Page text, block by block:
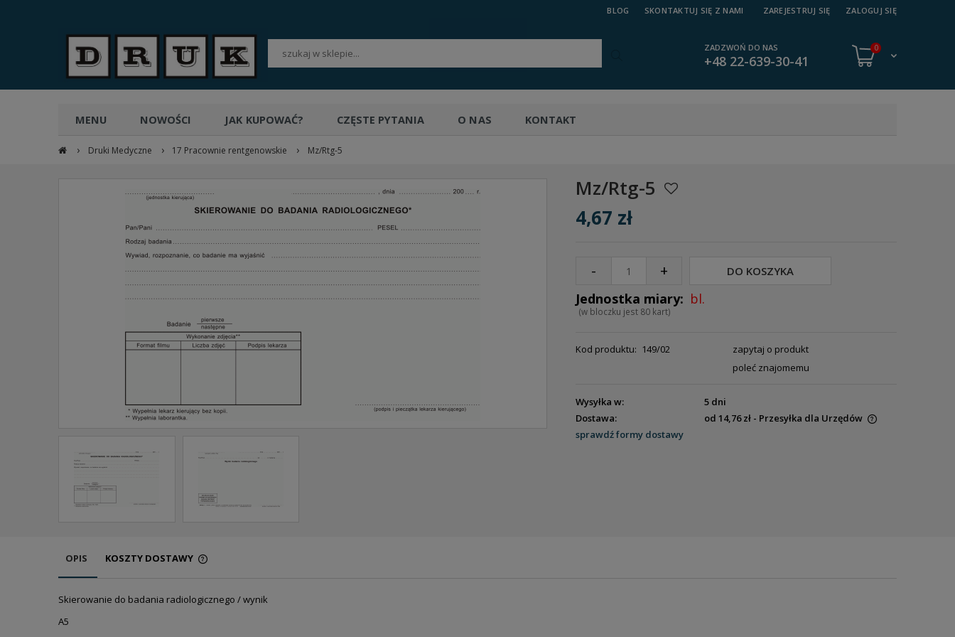
ZAREJESTRUJ SIĘ ZALOGUJ SIĘ
BLOG SKONTAKTUJ SIĘ Z NAMI
ZADZWOŃ DO NAS
+48 22-639-30-41
0
MENU NOWOŚCI JAK KUPOWAĆ? CZĘSTE PYTANIA O NAS KONTAKT
› Druki Medyczne › 17 Pracownie rentgenowskie › Mz/Rtg-5
Mz/Rtg-5
4,67 zł
- +
bl.
(w bloczku jest 80 kart)
DO KOSZYKA
Kod produktu: 149/02
zapytaj o produkt
poleć znajomemu
Wysyłka w:
5 dni
Dostawa:
od 14,76 zł - Przesyłka dla Urzędów
sprawdź formy dostawy
OPIS KOSZTY DOSTAWY
KOSZTÓW PŁATNOŚCI
Skierowanie do badania radiologicznego / wynik
A5